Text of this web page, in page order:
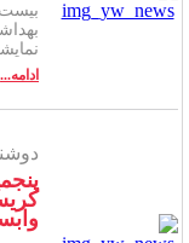
بیست
ادامه...
دوشنبه ۲۰ تیر